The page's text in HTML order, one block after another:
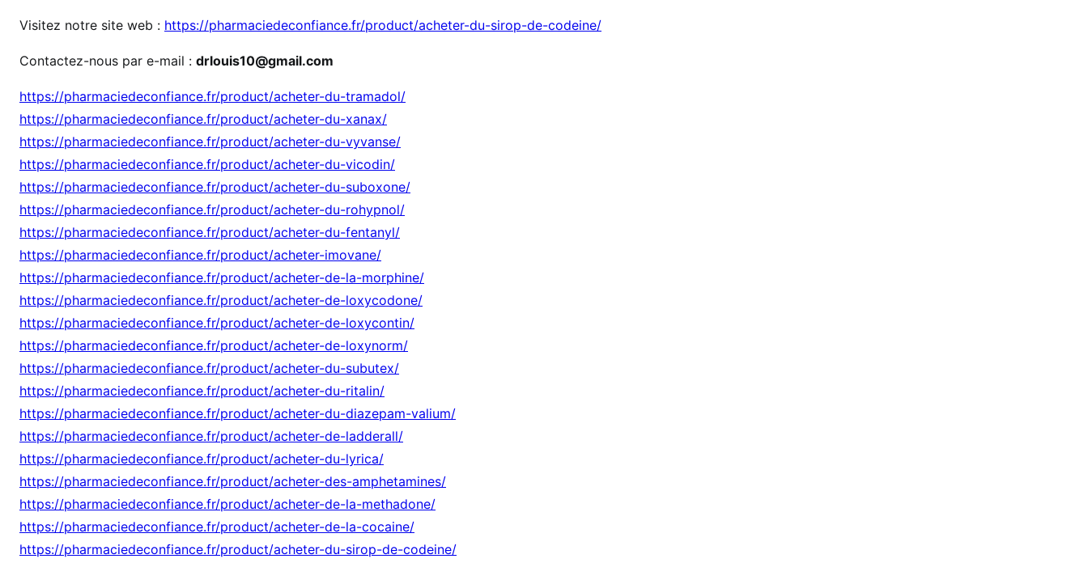
o
m
a
n
d
e
d
u
X
a
n
a
x
e
l
i
g
n
e
Visitez notre site web : https://pharmaciedeconfiance.fr/product/acheter-du-sirop-de-codeine/
Contactez-nous par e-mail : drlouis10@gmail.com
https://pharmaciedeconfiance.fr/product/acheter-du-tramadol/
https://pharmaciedeconfiance.fr/product/acheter-du-xanax/
https://pharmaciedeconfiance.fr/product/acheter-du-vyvanse/
https://pharmaciedeconfiance.fr/product/acheter-du-vicodin/
https://pharmaciedeconfiance.fr/product/acheter-du-suboxone/
https://pharmaciedeconfiance.fr/product/acheter-du-rohypnol/
https://pharmaciedeconfiance.fr/product/acheter-du-fentanyl/
https://pharmaciedeconfiance.fr/product/acheter-imovane/
https://pharmaciedeconfiance.fr/product/acheter-de-la-morphine/
https://pharmaciedeconfiance.fr/product/acheter-de-loxycodone/
https://pharmaciedeconfiance.fr/product/acheter-de-loxycontin/
https://pharmaciedeconfiance.fr/product/acheter-de-loxynorm/
https://pharmaciedeconfiance.fr/product/acheter-du-subutex/
https://pharmaciedeconfiance.fr/product/acheter-du-ritalin/
https://pharmaciedeconfiance.fr/product/acheter-du-diazepam-valium/
https://pharmaciedeconfiance.fr/product/acheter-de-ladderall/
https://pharmaciedeconfiance.fr/product/acheter-du-lyrica/
https://pharmaciedeconfiance.fr/product/acheter-des-amphetamines/
https://pharmaciedeconfiance.fr/product/acheter-de-la-methadone/
https://pharmaciedeconfiance.fr/product/acheter-de-la-cocaine/
https://pharmaciedeconfiance.fr/product/acheter-du-sirop-de-codeine/